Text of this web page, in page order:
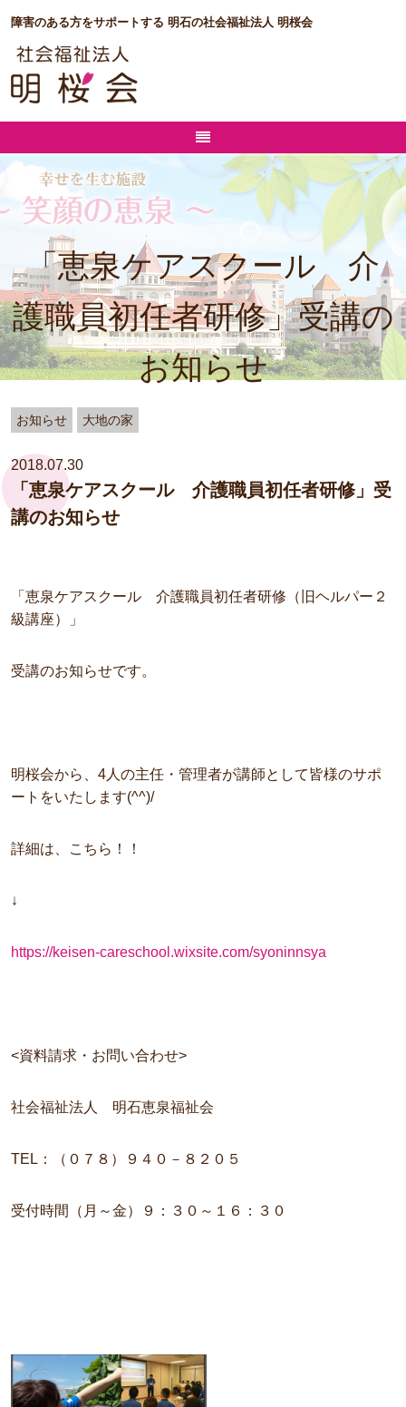
障害のある方をサポートする 明石の社会福祉法人 明桜会
「恵泉ケアスクール 介
護職員初任者研修」受講の
お知らせ
お知らせ 大地の家
2018.07.30
「恵泉ケアスクール 介護職員初任者研修」受
講のお知らせ
「恵泉ケアスクール 介護職員初任者研修（旧ヘルパー２
級講座）」
受講のお知らせです。
明桜会から、4人の主任・管理者が講師として皆様のサポ
ートをいたします(^^)/
詳細は、こちら！！
↓
https://keisen-careschool.wixsite.com/syoninnsya
<資料請求・お問い合わせ>
社会福祉法人 明石恵泉福祉会
TEL：（０７８）９４０－８２０５
受付時間（月～金）９：３０～１６：３０